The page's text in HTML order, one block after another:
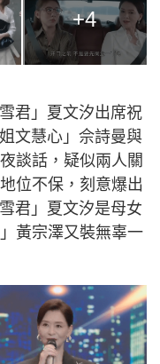
+4
君」夏文汐出席祝
文慧心」佘詩曼與
談話，疑似兩人關
位不保，刻意爆出
君」夏文汐是母女
黃宗澤又裝無辜一